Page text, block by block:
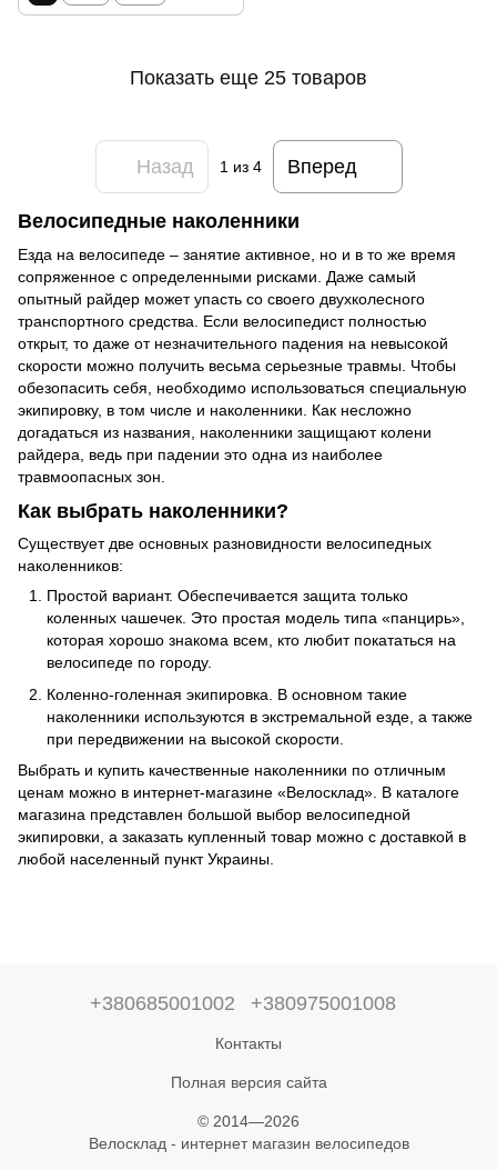
Показать еще 25 товаров
Назад 1 из 4 Вперед
Велосипедные наколенники
Езда на велосипеде – занятие активное, но и в то же время
сопряженное с определенными рисками. Даже самый
опытный райдер может упасть со своего двухколесного
транспортного средства. Если велосипедист полностью
открыт, то даже от незначительного падения на невысокой
скорости можно получить весьма серьезные травмы. Чтобы
обезопасить себя, необходимо использоваться специальную
экипировку, в том числе и наколенники. Как несложно
догадаться из названия, наколенники защищают колени
райдера, ведь при падении это одна из наиболее
травмоопасных зон.
Как выбрать наколенники?
Существует две основных разновидности велосипедных
наколенников:
Простой вариант. Обеспечивается защита только
коленных чашечек. Это простая модель типа «панцирь»,
которая хорошо знакома всем, кто любит покататься на
велосипеде по городу.
Коленно-голенная экипировка. В основном такие
наколенники используются в экстремальной езде, а также
при передвижении на высокой скорости.
Выбрать и купить качественные наколенники по отличным
ценам можно в интернет-магазине «Велосклад». В каталоге
магазина представлен большой выбор велосипедной
экипировки, а заказать купленный товар можно с доставкой в
любой населенный пункт Украины.
+380685001002 +380975001008
Контакты
Полная версия сайта
© 2014—2026
Велосклад - интернет магазин велосипедов